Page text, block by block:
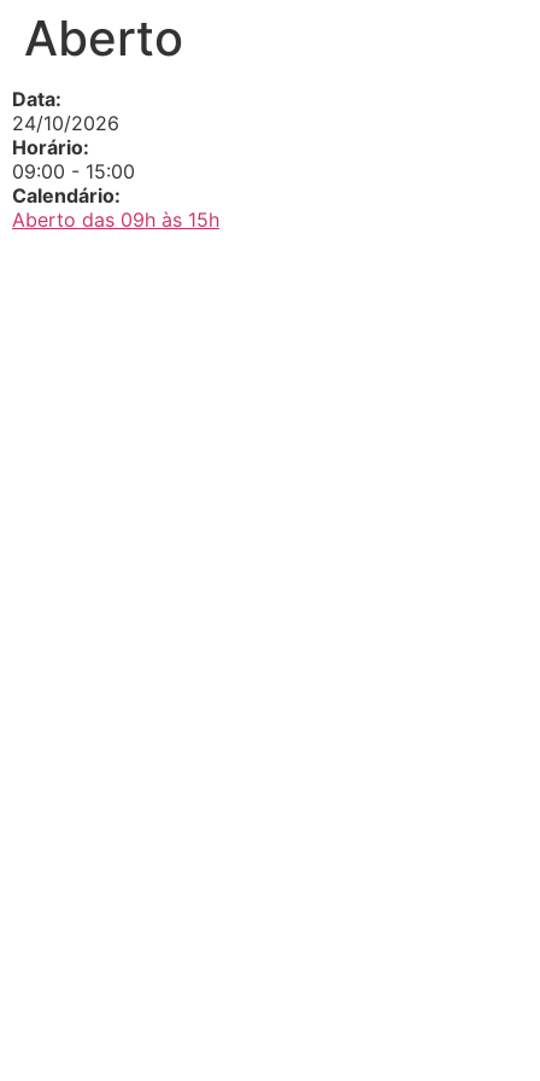
Aberto
Data:
24/10/2026
Horário:
09:00 - 15:00
Calendário:
Aberto das 09h às 15h